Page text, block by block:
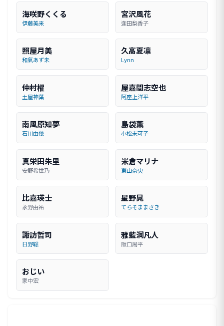
海咲野くくる
伊藤美来
宮沢風花
逢田梨香子
照屋月美
和氣あず未
久高夏凛
Lynn
仲村櫂
土屋神葉
屋嘉間志空也
阿座上洋平
南風原知夢
石川由依
島袋薫
小松未可子
真栄田朱里
安野希世乃
米倉マリナ
東山奈央
比嘉瑛士
永野由祐
星野晃
てらそままさき
諏訪哲司
日野聡
雅藍洞凡人
阪口周平
おじい
家中宏